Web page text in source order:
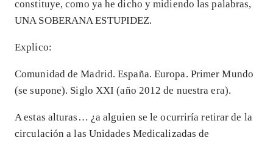
constituye, como ya he dicho y midiendo las palabras,
UNA SOBERANA ESTUPIDEZ.
Explico:
Comunidad de Madrid. España. Europa. Primer Mundo
(se supone). Siglo XXI (año 2012 de nuestra era).
A estas alturas… ¿a alguien se le ocurriría retirar de la
circulación a las Unidades Medicalizadas de